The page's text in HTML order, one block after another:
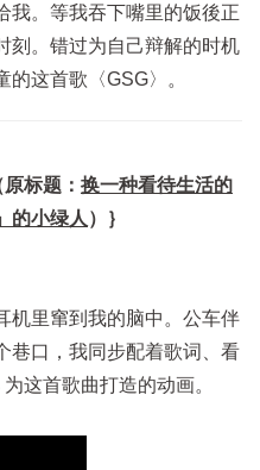
我。等我吞下嘴里的饭後正
刻。错过为自己辩解的时机
这首歌〈GSG〉。
标题： 换一种看待生活的
的小绿人 ）｝
机里窜到我的脑中。公车伴
巷口，我同步配着歌词、看
这首歌曲打造的动画。